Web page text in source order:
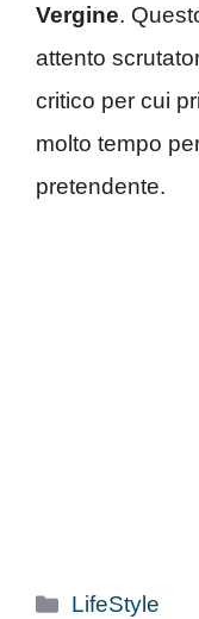
Vergine.
attento
critico per cui
molto tempo
pretendente.
Categorie
LifeStyle